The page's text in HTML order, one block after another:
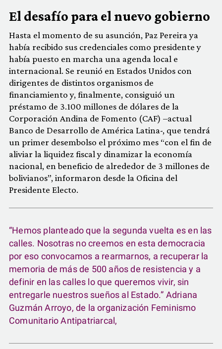
El desafío para el nuevo gobierno
Hasta el momento de su asunción, Paz Pereira ya
había recibido sus credenciales como presidente y
había puesto en marcha una agenda local e
internacional. Se reunió en Estados Unidos con
dirigentes de distintos organismos de
financiamiento y, finalmente, consiguió un
préstamo de 3.100 millones de dólares de la
Corporación Andina de Fomento (CAF) –actual
Banco de Desarrollo de América Latina-, que tendrá
un primer desembolso el próximo mes “con el fin de
aliviar la liquidez fiscal y dinamizar la economía
nacional, en beneficio de alrededor de 3 millones de
bolivianos”, informaron desde la Oficina del
Presidente Electo.
“Hemos planteado que la segunda vuelta es en las
calles. Nosotras no creemos en esta democracia
por eso convocamos a rearmarnos, a recuperar la
memoria de más de 500 años de resistencia y a
definir en las calles lo que queremos vivir, sin
entregarle nuestros sueños al Estado.” Adriana
Guzmán Arroyo, de la organización Feminismo
Comunitario Antipatriarcal,